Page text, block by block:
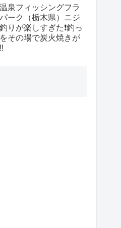
泉フィッシングフラ
ーク（栃木県）ニジ
りが楽しすぎた❗️釣っ
その場で炭火焼きが